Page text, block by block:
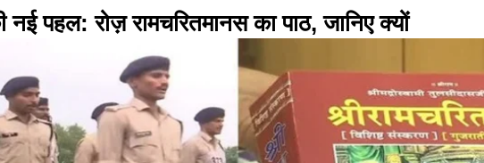
पहल: रोज़ रामचरितमानस का पाठ, जानिए क्यों